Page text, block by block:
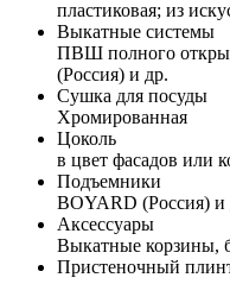
пластиковая; из
Выкатные системы
ПВШ полного
(Россия) и др.
Сушка для посуды
Хромированная
Цоколь
в цвет фасадов или
Подъемники
BOYARD (Россия) и
Аксессуары
Выкатные корзины,
Пристеночный